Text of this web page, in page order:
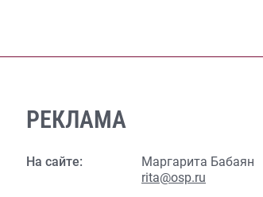
РЕКЛАМА
На сайте:
Маргарита Бабаян
rita@osp.ru